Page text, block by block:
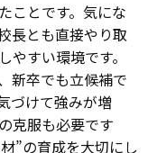
ことです。気にな
長とも直接やり取
すい環境です。
新卒でも立候補で
づけて強みが増
克服も必要です
”の育成を大切にし